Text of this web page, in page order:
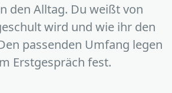
den Alltag. Du weißt von
wird und wie ihr den
passenden Umfang legen
Erstgespräch fest.